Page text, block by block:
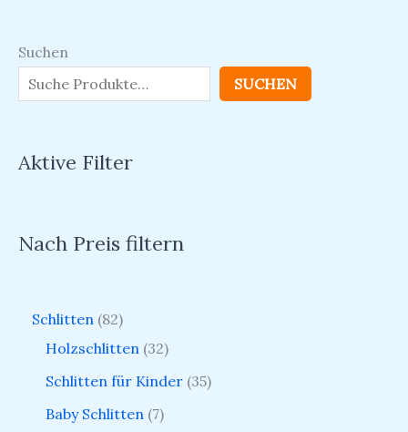
Suchen
SUCHEN
Aktive Filter
Nach Preis filtern
Schlitten 82
Holzschlitten 32
Schlitten für Kinder 35
Baby Schlitten 7